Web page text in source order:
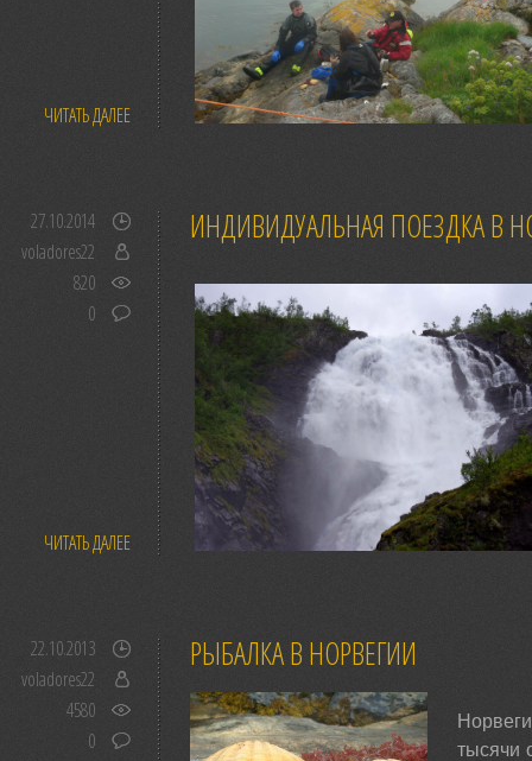
ЧИТАТЬ ДАЛЕЕ
ИНДИВИДУАЛЬНАЯ ПОЕЗДКА В
27.10.2014
voladores22
820
0
ЧИТАТЬ ДАЛЕЕ
РЫБАЛКА В НОРВЕГИИ
тысячи
22.10.2013
voladores22
4580
0